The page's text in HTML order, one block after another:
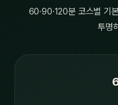
60·90·120분 코스별 기
투명